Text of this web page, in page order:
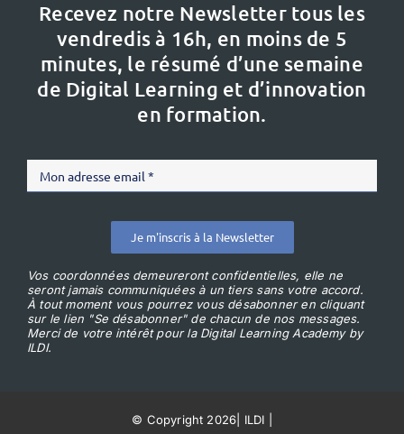
Recevez notre Newsletter tous les
vendredis à 16h, en moins de 5
minutes, le résumé d’une semaine
de Digital Learning et d’innovation
en formation.
Je m'inscris à la Newsletter
Vos coordonnées demeureront confidentielles, elle ne
seront jamais communiquées à un tiers sans votre accord.
À tout moment vous pourrez vous désabonner en cliquant
sur le lien "Se désabonner" de chacun de nos messages.
Merci de votre intérêt pour la Digital Learning Academy by
ILDI.
© Copyright 2026 ILDI